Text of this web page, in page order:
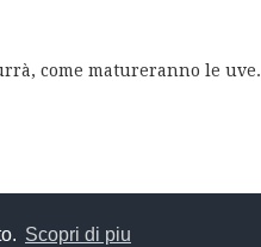
Scopri di piu
come matureranno le uve.